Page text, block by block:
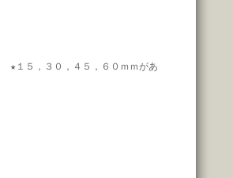
★１５，３０，４５，６０ｍｍがあ